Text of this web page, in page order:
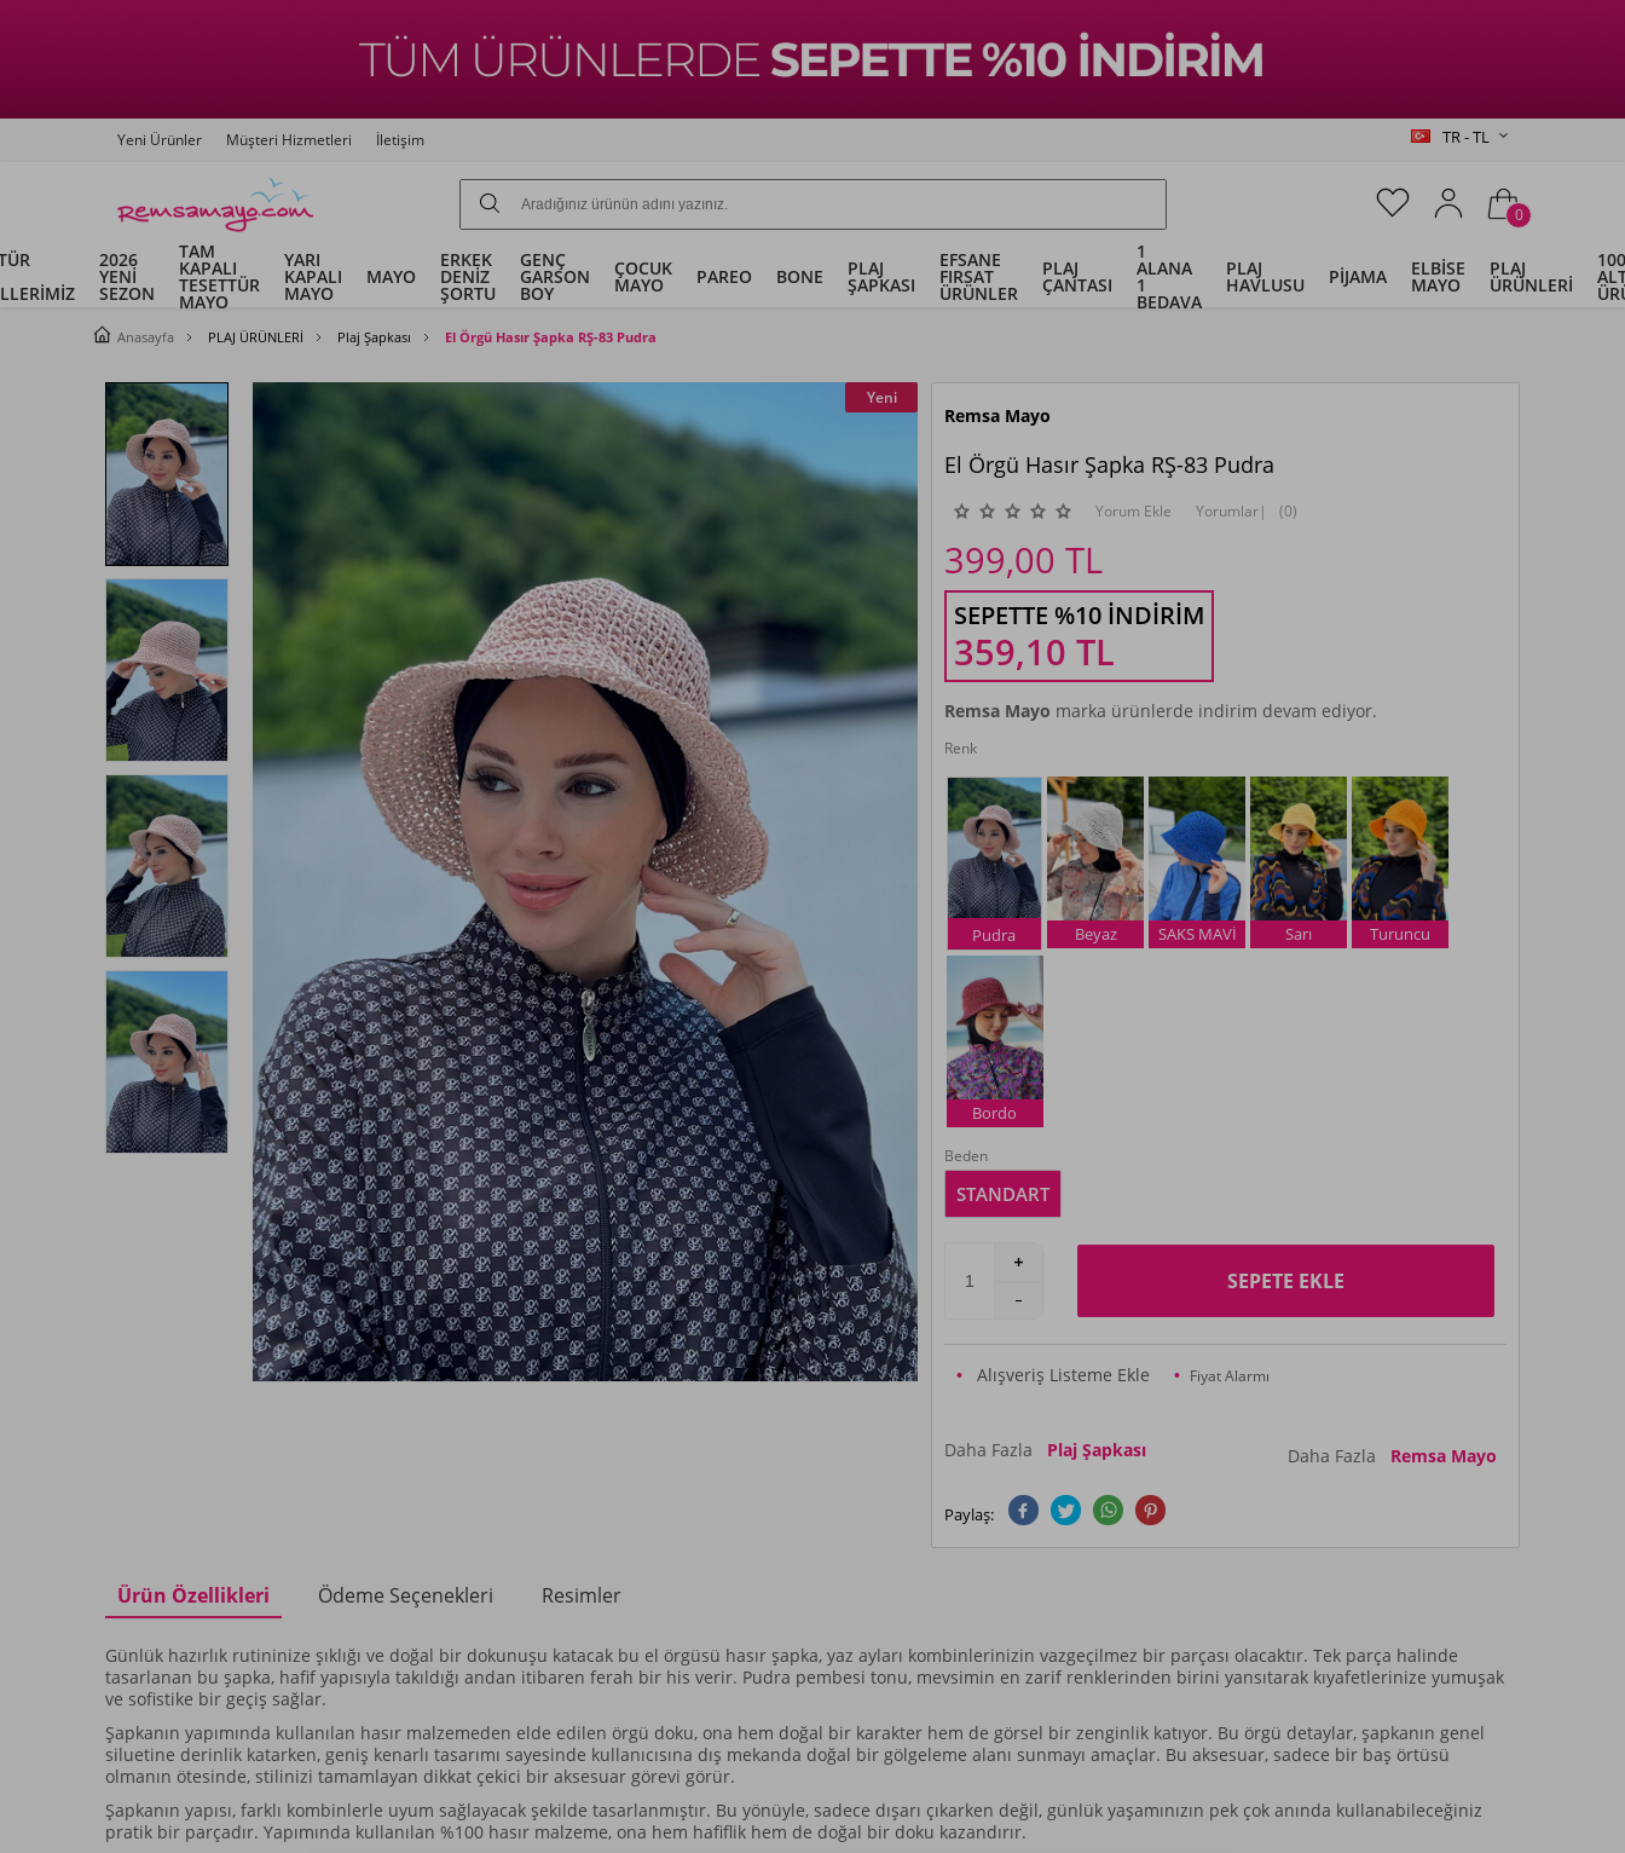
Yeni Ürünler Müşteri Hizmetleri İletişim TR - TL
0
2026
YENİ
SEZON
TAM
KAPALI
TESETTÜR
MAYO
YARI
KAPALI
MAYO
MAYO
ERKEK
DENİZ
ŞORTU
GENÇ
GARSON
BOY
ÇOCUK
MAYO PAREO BONE PLAJ
ŞAPKASI
EFSANE
FIRSAT
ÜRÜNLER
PLAJ
ÇANTASI
1
ALANA
1
BEDAVA
PLAJ
HAVLUSU PİJAMA ELBİSE
MAYO
PLAJ
ÜRÜNLERİ
Anasayfa PLAJ ÜRÜNLERİ Plaj Şapkası El Örgü Hasır Şapka RŞ-83 Pudra
Yeni
Remsa Mayo
El Örgü Hasır Şapka RŞ-83 Pudra
Yorum Ekle Yorumlar| (0)
399,00 TL
SEPETTE %10 İNDIRIM
359,10 TL
Remsa Mayo marka ürünlerde indirim devam ediyor.
Renk
Pudra Beyaz SAKS MAVİ Sarı Turuncu
Bordo
Beden
STANDART
SEPETE EKLE
Alışveriş Listeme Ekle Fiyat Alarmı
Daha Fazla Plaj Şapkası Daha Fazla Remsa Mayo
Paylaş:
Ürün Özellikleri Ödeme Seçenekleri Resimler
Günlük hazırlık rutininize şıklığı ve doğal bir dokunuşu katacak bu el örgüsü hasır şapka, yaz ayları kombinlerinizin vazgeçilmez bir parçası olacaktır. Tek parça halinde
tasarlanan bu şapka, hafif yapısıyla takıldığı andan itibaren ferah bir his verir. Pudra pembesi tonu, mevsimin en zarif renklerinden birini yansıtarak kıyafetlerinize yumuşak
ve sofistike bir geçiş sağlar.
Şapkanın yapımında kullanılan hasır malzemeden elde edilen örgü doku, ona hem doğal bir karakter hem de görsel bir zenginlik katıyor. Bu örgü detaylar, şapkanın genel
siluetine derinlik katarken, geniş kenarlı tasarımı sayesinde kullanıcısına dış mekanda doğal bir gölgeleme alanı sunmayı amaçlar. Bu aksesuar, sadece bir baş örtüsü
olmanın ötesinde, stilinizi tamamlayan dikkat çekici bir aksesuar görevi görür.
Şapkanın yapısı, farklı kombinlerle uyum sağlayacak şekilde tasarlanmıştır. Bu yönüyle, sadece dışarı çıkarken değil, günlük yaşamınızın pek çok anında kullanabileceğiniz
pratik bir parçadır. Yapımında kullanılan %100 hasır malzeme, ona hem hafiflik hem de doğal bir doku kazandırır.